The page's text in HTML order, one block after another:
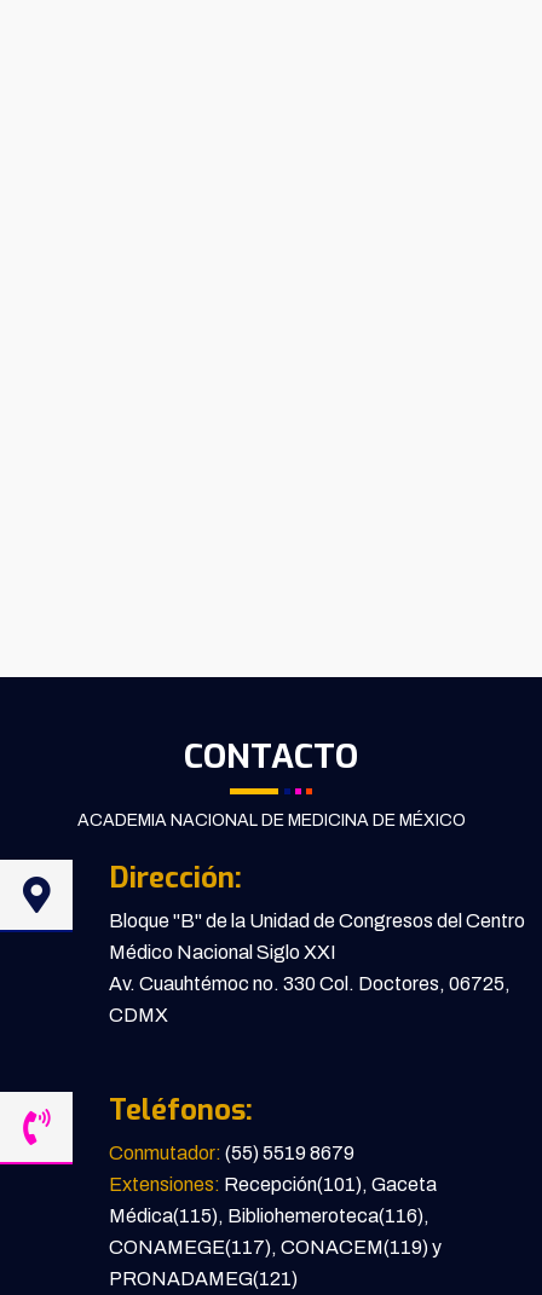
CONTACTO
ACADEMIA NACIONAL DE MEDICINA DE MÉXICO
Dirección:
Bloque "B" de la Unidad de Congresos del Centro
Médico Nacional Siglo XXI
Av. Cuauhtémoc no. 330 Col. Doctores, 06725,
CDMX
Teléfonos:
Conmutador: (55) 5519 8679
Extensiones: Recepción(101), Gaceta
Médica(115), Bibliohemeroteca(116),
CONAMEGE(117), CONACEM(119) y
PRONADAMEG(121)